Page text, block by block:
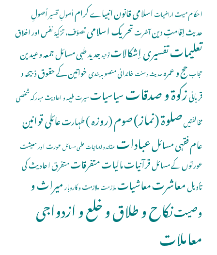
احکام میتاراضیاتاسلامی قانونانبیاے کراماُصولِ تفسیراُصولِ
حدیثاِقامتِ دینآخرتتحریک اسلامیتصوّف، تزکیۂ نفس اور اخلاق
تعلیماتتفسیری اِشکالاتتوحیدجدید طبی مسائلجمعہ و عیدین
حجابحج و عمرہحدیث و سنتخاندانی منصوبہ بندیخواتین کے حقوقذبیحہ و
قربانیزکوۃ و صدقاتسیاسیاتسیرت طیبہ و احادیث مبارکہشخصی
مخالفتیںصلوة (نماز)صوم (روزہ )طہارتعائلی قوانین
عام فقہی مسائلعباداتعقائد و ایمانیاتعلمی مسائلعورت اور معیشت
عورتوں کے مسائلقرآنیاتمالیاتمتفرقاتمتفرق احادیث کی
تأویلمعاشرتمعاشیاتملازمتملازمت و کاروبارمیراث و
وصیتنکاح و طلاق و خلع و ازدواجی
معاملات